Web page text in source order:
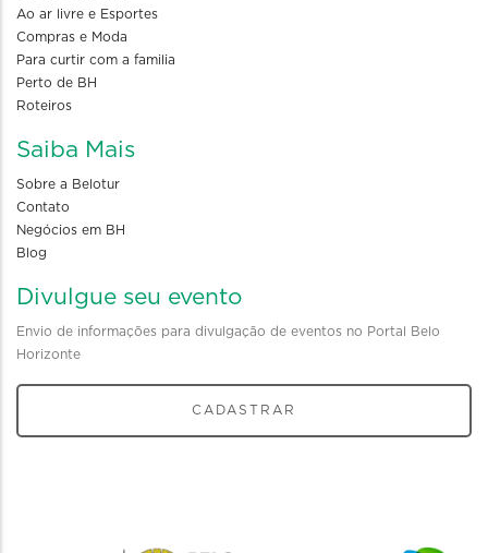
Ao ar livre e Esportes
Compras e Moda
Para curtir com a familia
Perto de BH
Roteiros
Saiba Mais
Sobre a Belotur
Contato
Negócios em BH
Blog
Divulgue seu evento
Envio de informações para divulgação de eventos no Portal Belo
Horizonte
CADASTRAR